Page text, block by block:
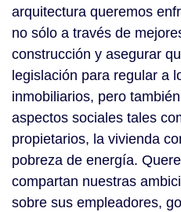
arquitectura queremos
no sólo a través de
construcción y asegurar
legislación para regular a
inmobiliarios, pero
aspectos sociales tales
propietarios, la vivienda
pobreza de energía.
compartan nuestras
sobre sus empleadores,